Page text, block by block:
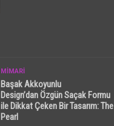
MİMARİ
Başak Akkoyunlu
Design’dan Özgün Saçak Formu
ile Dikkat Çeken Bir Tasarım: The
Pearl